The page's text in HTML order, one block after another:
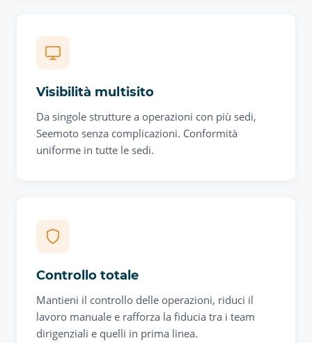
Visibilità multisito
Da singole strutture a operazioni con più sedi,
Seemoto senza complicazioni. Conformità
uniforme in tutte le sedi.
Controllo totale
Mantieni il controllo delle operazioni, riduci il
lavoro manuale e rafforza la fiducia tra i team
dirigenziali e quelli in prima linea.